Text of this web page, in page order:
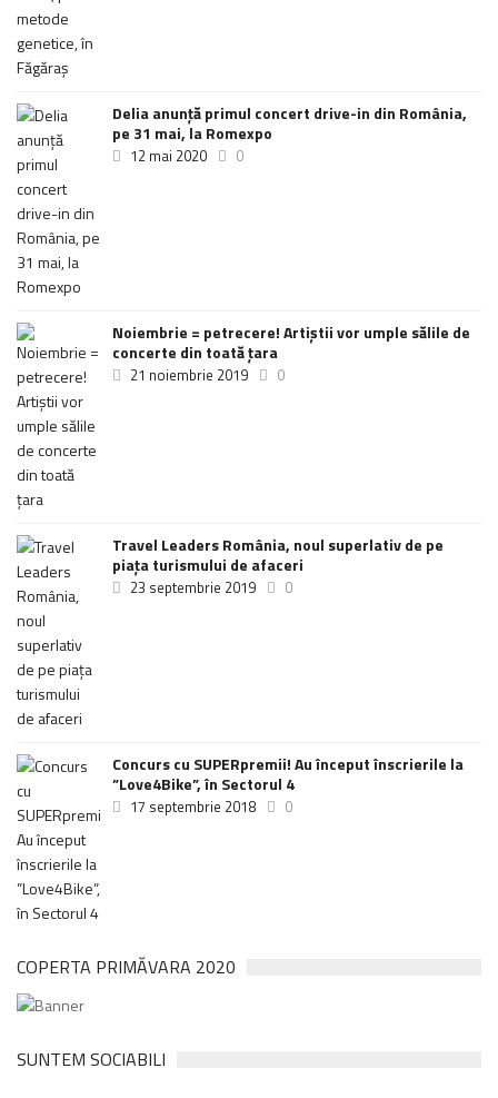
Delia anunţă primul concert drive-in din România,
pe 31 mai, la Romexpo
12 mai 2020 0
Noiembrie = petrecere! Artiștii vor umple sălile de
concerte din toată țara
21 noiembrie 2019 0
Travel Leaders România, noul superlativ de pe
piața turismului de afaceri
23 septembrie 2019 0
Concurs cu SUPERpremii! Au început înscrierile la
”Love4Bike”, în Sectorul 4
17 septembrie 2018 0
COPERTA PRIMĂVARA 2020
SUNTEM SOCIABILI